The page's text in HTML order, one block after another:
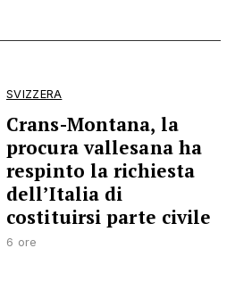
SVIZZERA
Crans-Montana, la
procura vallesana ha
respinto la richiesta
dell’Italia di
costituirsi parte civile
6 ore